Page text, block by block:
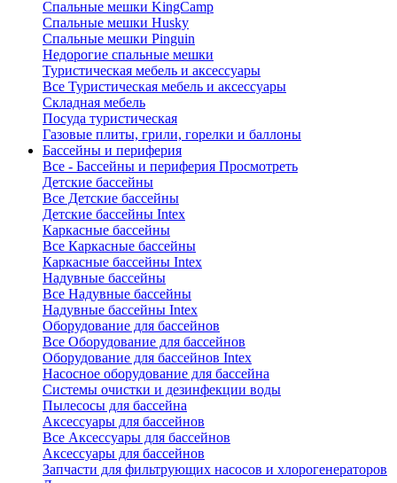
Спальные мешки KingCamp
Спальные мешки Husky
Спальные мешки Pinguin
Недорогие спальные мешки
Туристическая мебель и аксессуары
Все Туристическая мебель и аксессуары
Складная мебель
Посуда туристическая
Газовые плиты, грили, горелки и баллоны
Бассейны и периферия
Все - Бассейны и периферия Просмотреть
Детские бассейны
Все Детские бассейны
Детские бассейны Intex
Каркасные бассейны
Все Каркасные бассейны
Каркасные бассейны Intex
Надувные бассейны
Все Надувные бассейны
Надувные бассейны Intex
Оборудование для бассейнов
Все Оборудование для бассейнов
Оборудование для бассейнов Intex
Насосное оборудование для бассейна
Системы очистки и дезинфекции воды
Пылесосы для бассейна
Аксессуары для бассейнов
Все Аксессуары для бассейнов
Аксессуары для бассейнов
Запчасти для фильтрующих насосов и хлорогенераторов